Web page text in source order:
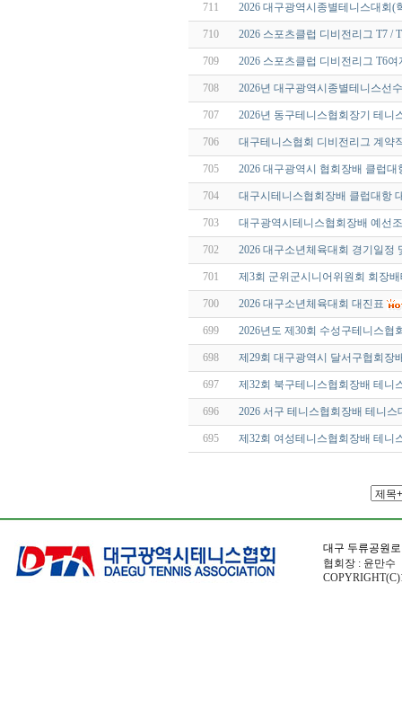
711 2026 대구광역시종별테니스대회(
710 2026 스포츠클럽 디비전리그 T7 /
709 2026 스포츠클럽 디비전리그 T6
708 2026년 대구광역시종별테니스선
707 2026년 동구테니스협회장기 테니
706 대구테니스협회 디비전리그 계약
705 2026 대구광역시 협회장배 클럽
704 대구시테니스협회장배 클럽대항
703 대구광역시테니스협회장배 예선
702 2026 대구소년체육대회 경기일정
701 제3회 군위군시니어위원회 회장
700 2026 대구소년체육대회 대진표
699 2026년도 제30회 수성구테니스협
698 제29회 대구광역시 달서구협회장
697 제32회 북구테니스협회장배 테니
696 2026 서구 테니스협회장배 테니스
695 제32회 여성테니스협회장배 테니
대구 두류공원
협회장 : 윤만수